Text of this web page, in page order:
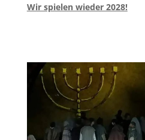
Wir spielen wieder 2028!